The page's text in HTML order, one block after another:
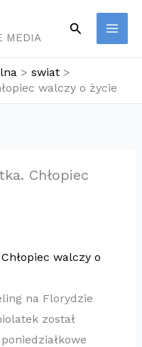
MEDIA
Szukaj
swiat
walczy o życie
Chłopiec
na Florydzie
został